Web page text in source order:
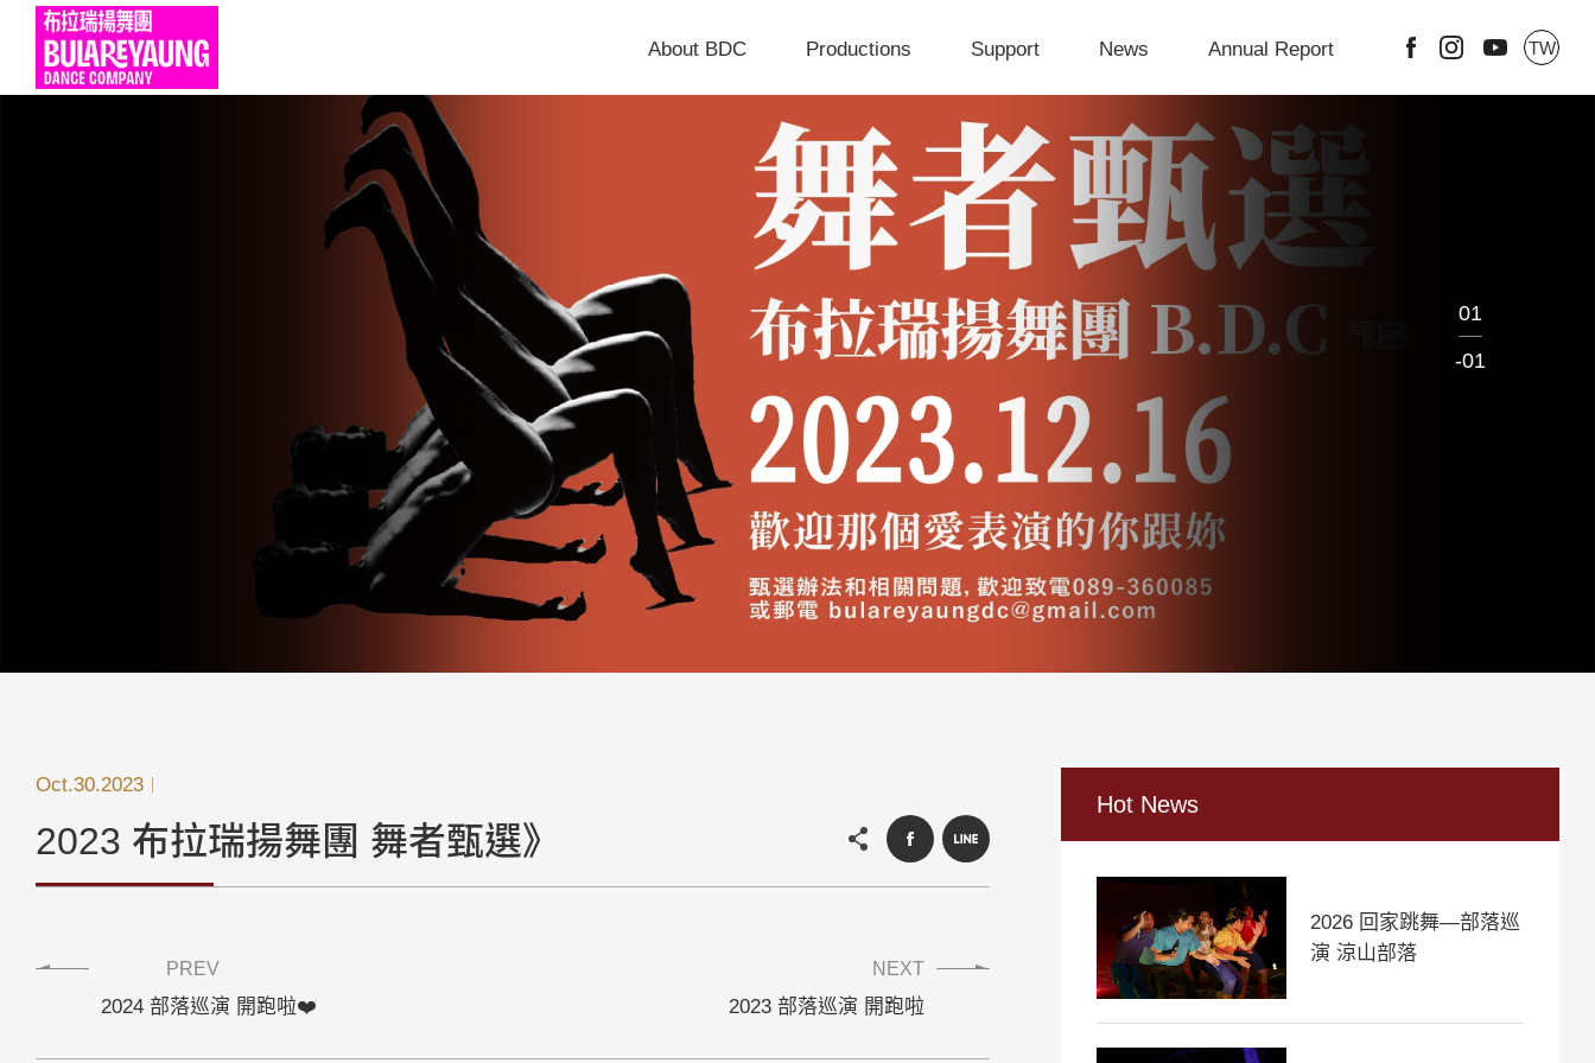
About BDC Productions Support News Annual Report TW
01
-01
Oct.30.2023
2023 布拉瑞揚舞團 舞者甄選》
PREV
2024 部落巡演 開跑啦❤️
NEXT
2023 部落巡演 開跑啦
Hot News
2026 回家跳舞—部落巡
演 涼山部落